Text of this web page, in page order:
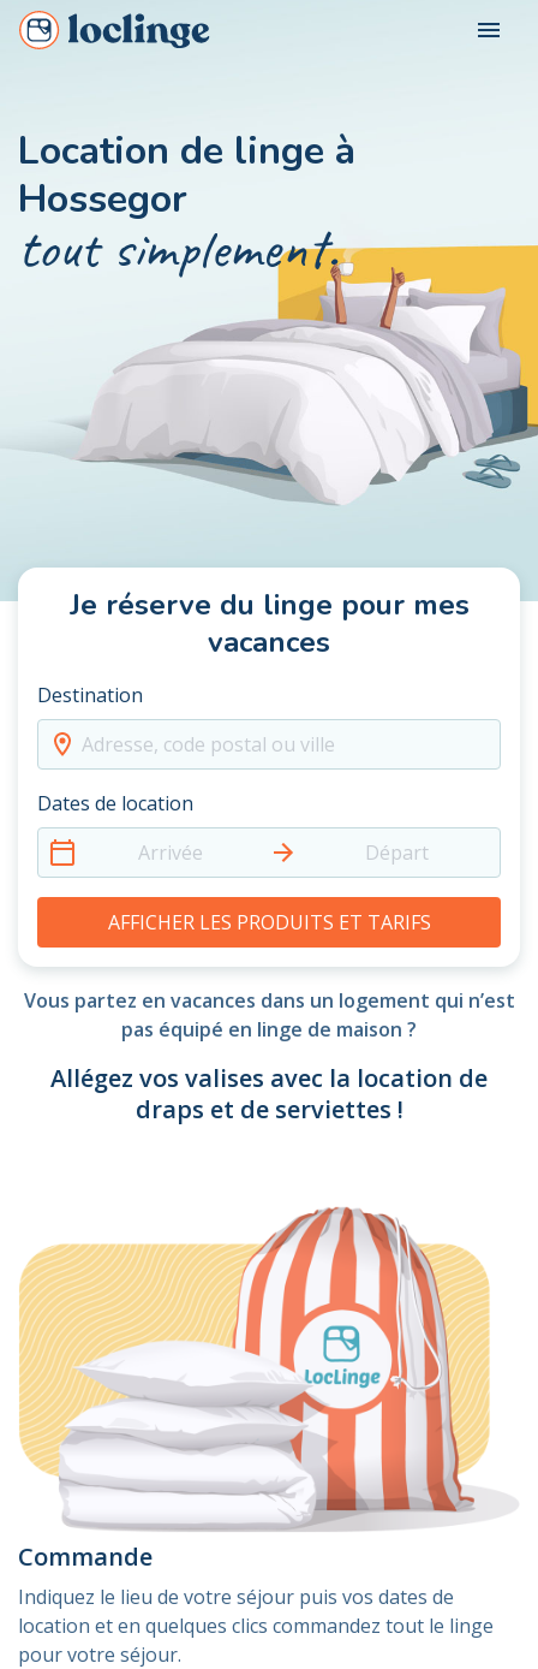
menu
Loclinge Vacancier
Loclinge Propriétaire
Loclinge Professionnel
NOS VILLES
Location de linge à
Hossegor
tout simplement.
Je réserve du linge pour mes
vacances
Destination
Adresse, code postal ou ville
Dates de location
Arrivée
Départ
AFFICHER LES PRODUITS ET TARIFS
Vous partez en vacances dans un logement qui n’est
pas équipé en linge de maison ?
Allégez vos valises avec la location de
draps et de serviettes !
Commande
Indiquez le lieu de votre séjour puis vos dates de
location et en quelques clics commandez tout le linge
pour votre séjour.